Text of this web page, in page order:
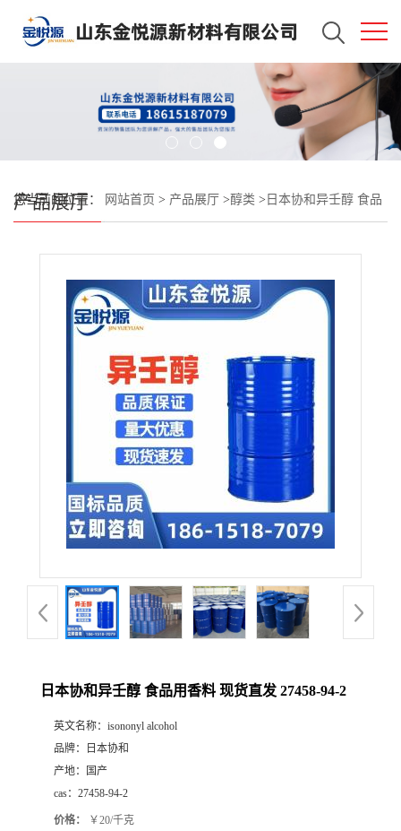
产品展厅
您当前的位置： 网站首页 > 产品展厅 >醇类 > 日本协和异壬醇 食品
日本协和异壬醇 食品用香料 现货直发 27458-94-2
英文名称： isononyl alcohol
品牌：
日本协和
产地：
国产
cas： 27458-94-2
价格： ￥20/千克